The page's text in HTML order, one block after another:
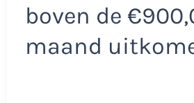
boven de
maand